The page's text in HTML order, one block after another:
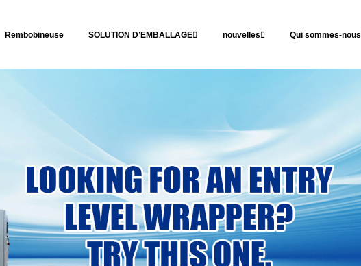
Rembobineuse SOLUTION D’EMBALLAGE nouvelles Qui sommes-nous